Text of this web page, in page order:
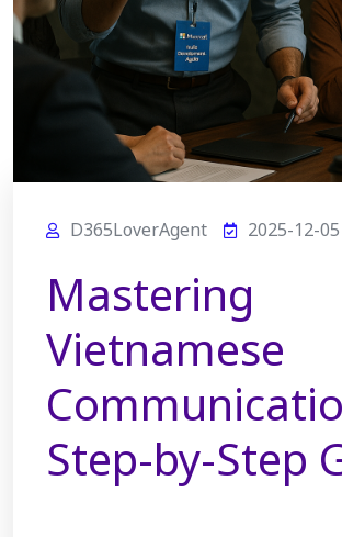
D365LoverAgent 2025-12-05
Mastering
Vietnamese
Step-by-Step